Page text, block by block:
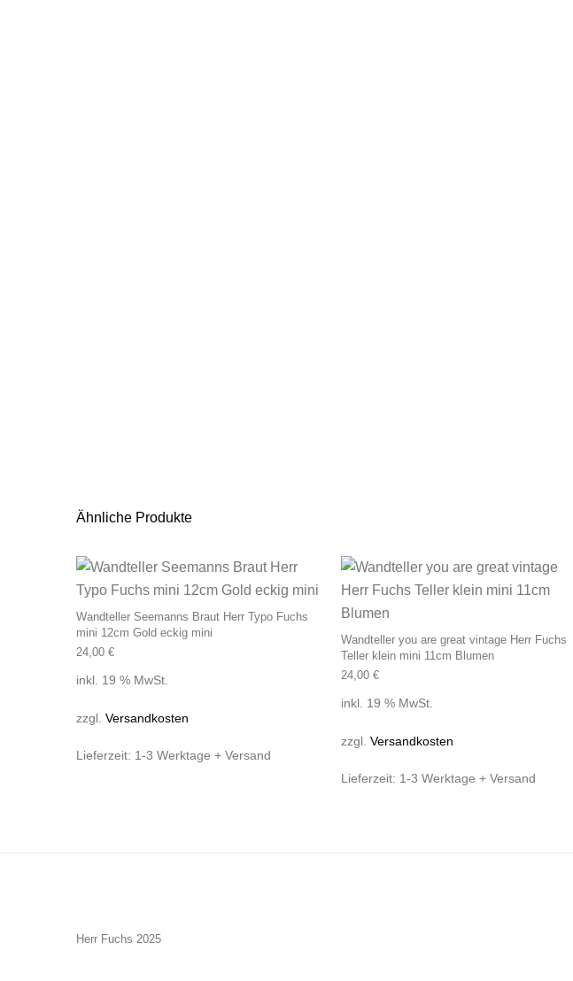
Ähnliche Produkte
Wandteller Seemanns Braut Herr Typo Fuchs
mini 12cm Gold eckig mini
24,00 €
inkl. 19 % MwSt.
zzgl. Versandkosten
Lieferzeit: 1-3 Werktage + Versand
Wandteller you are great vintage Herr Fuchs
Teller klein mini 11cm Blumen
24,00 €
inkl. 19 % MwSt.
zzgl. Versandkosten
Lieferzeit: 1-3 Werktage + Versand
Herr Fuchs 2025